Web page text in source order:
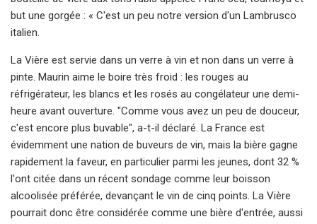
but une gorgée : « C'est un peu notre version d'un Lambrusco
italien.
La Vière est servie dans un verre à vin et non dans un verre à
pinte. Maurin aime le boire très froid : les rouges au
réfrigérateur, les blancs et les rosés au congélateur une demi-
heure avant ouverture. "Comme vous avez un peu de douceur,
c'est encore plus buvable", a-t-il déclaré. La France est
évidemment une nation de buveurs de vin, mais la bière gagne
rapidement la faveur, en particulier parmi les jeunes, dont 32 %
l'ont citée dans un récent sondage comme leur boisson
alcoolisée préférée, devançant le vin de cinq points. La Vière
pourrait donc être considérée comme une bière d'entrée, aussi